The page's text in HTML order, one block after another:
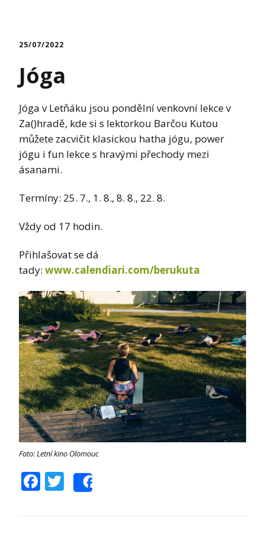
25/07/2022
Jóga
Jóga v Letňáku jsou pondělní venkovní lekce v
Za()hradě, kde si s lektorkou Barčou Kutou
můžete zacvičit klasickou hatha jógu, power
jógu i fun lekce s hravými přechody mezi
ásanami.
Termíny: 25. 7., 1. 8., 8. 8., 22. 8.
Vždy od 17 hodin.
Přihlašovat se dá
tady: www.calendiari.com/berukuta
Foto: Letní kino Olomouc
Facebook
Twitter